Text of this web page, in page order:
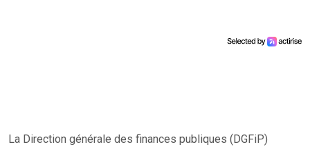
La Direction générale des finances publiques (DGFiP)